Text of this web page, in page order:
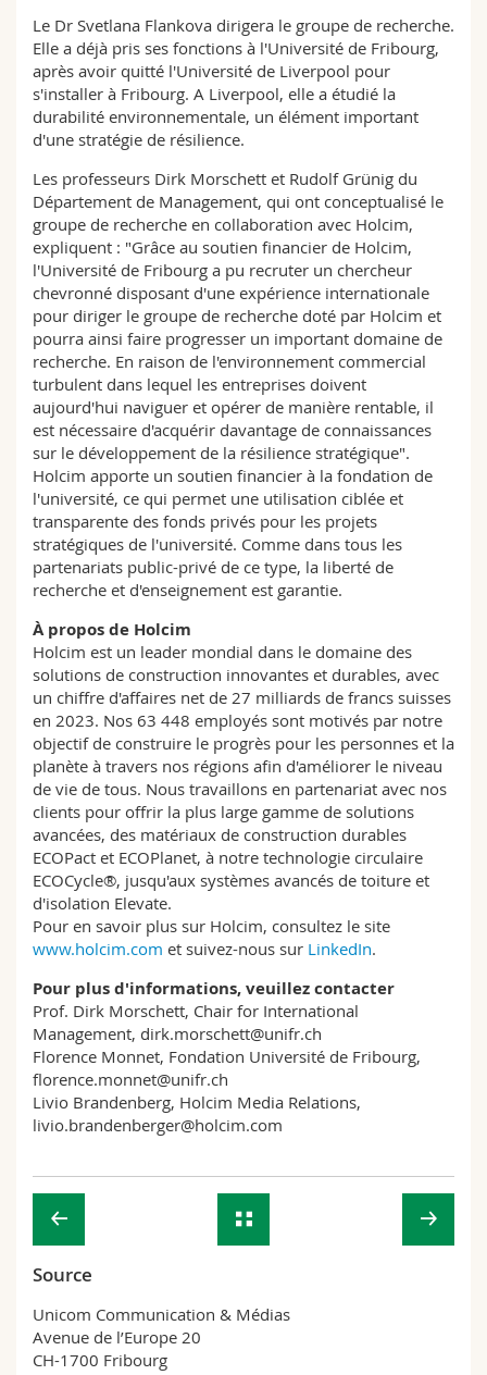
Le Dr Svetlana Flankova dirigera le groupe de recherche.
Elle a déjà pris ses fonctions à l'Université de Fribourg,
après avoir quitté l'Université de Liverpool pour
s'installer à Fribourg. A Liverpool, elle a étudié la
durabilité environnementale, un élément important
d'une stratégie de résilience.
Les professeurs Dirk Morschett et Rudolf Grünig du
Département de Management, qui ont conceptualisé le
groupe de recherche en collaboration avec Holcim,
expliquent : "Grâce au soutien financier de Holcim,
l'Université de Fribourg a pu recruter un chercheur
chevronné disposant d'une expérience internationale
pour diriger le groupe de recherche doté par Holcim et
pourra ainsi faire progresser un important domaine de
recherche. En raison de l'environnement commercial
turbulent dans lequel les entreprises doivent
aujourd'hui naviguer et opérer de manière rentable, il
est nécessaire d'acquérir davantage de connaissances
sur le développement de la résilience stratégique".
Holcim apporte un soutien financier à la fondation de
l'université, ce qui permet une utilisation ciblée et
transparente des fonds privés pour les projets
stratégiques de l'université. Comme dans tous les
partenariats public-privé de ce type, la liberté de
recherche et d'enseignement est garantie.
À propos de Holcim
Holcim est un leader mondial dans le domaine des
solutions de construction innovantes et durables, avec
un chiffre d'affaires net de 27 milliards de francs suisses
en 2023. Nos 63 448 employés sont motivés par notre
objectif de construire le progrès pour les personnes et la
planète à travers nos régions afin d'améliorer le niveau
de vie de tous. Nous travaillons en partenariat avec nos
clients pour offrir la plus large gamme de solutions
avancées, des matériaux de construction durables
ECOPact et ECOPlanet, à notre technologie circulaire
ECOCycle®, jusqu'aux systèmes avancés de toiture et
d'isolation Elevate.
Pour en savoir plus sur Holcim, consultez le site
www.holcim.com et suivez-nous sur LinkedIn.
Pour plus d'informations, veuillez contacter
Prof. Dirk Morschett, Chair for International
Management, dirk.morschett@unifr.ch
Florence Monnet, Fondation Université de Fribourg,
florence.monnet@unifr.ch
Livio Brandenberg, Holcim Media Relations,
livio.brandenberger@holcim.com
Source
Unicom Communication & Médias
Avenue de l’Europe 20
CH-1700 Fribourg